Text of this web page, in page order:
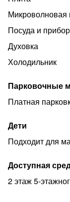
Микроволновая
Посуда и
Духовка
Холодильник
Парковочные
Платная
Дети
Подходит для
Доступная
2 этаж 5-